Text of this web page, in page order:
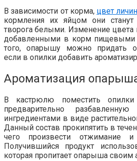
В зависимости от корма, цвет
кормления их яйцом они
творога белыми. Изменение цвета
добавленными в корм пищевыми
того, опарышу можно придать
если в опилки добавить
Ароматизация
В кастрюлю поместить
предварительно
ингредиентами в виде
Данный состав прокипятить в
чего произвести отжимание
Получившийся продукт
которая пропитает опарыша своим